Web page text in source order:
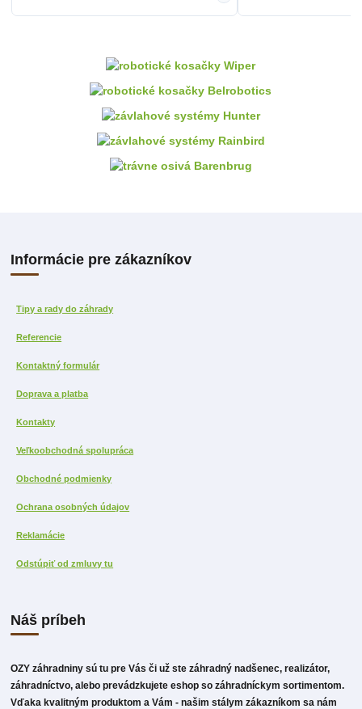
Informácie pre zákazníkov
Tipy a rady do záhrady
Referencie
Kontaktný formulár
Doprava a platba
Kontakty
Veľkoobchodná spolupráca
Obchodné podmienky
Ochrana osobných údajov
Reklamácie
Odstúpiť od zmluvy tu
Náš príbeh
OZY záhradniny sú tu pre Vás či už ste záhradný nadšenec, realizátor,
záhradníctvo, alebo prevádzkujete eshop so záhradníckym sortimentom.
Vďaka kvalitným produktom a Vám - našim stálym zákazníkom sa nám